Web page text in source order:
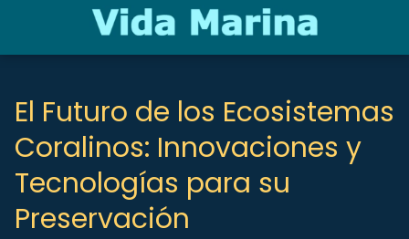
El Futuro de los Ecosistemas
Coralinos: Innovaciones y
Tecnologías para su
Preservación